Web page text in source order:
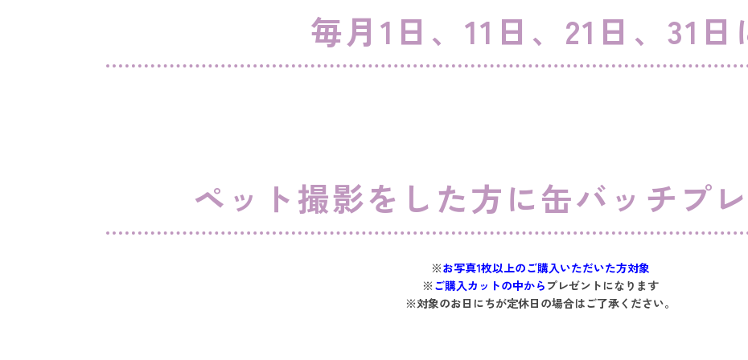
毎月1日、11日、21日、31日
ペット撮影をした方に缶バッチプ
※お写真1枚以上のご購入いただいた方対象
※ ご購入カットの中から プレゼントになります
※対象のお日にちが定休日の場合はご了承ください。